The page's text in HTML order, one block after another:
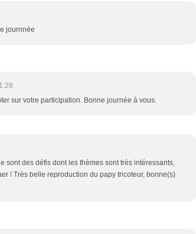
journnée
sur votre participation. Bonne journée à vous.
sont des défis dont les thèmes sont très intéressants,
! Très belle reproduction du papy tricoteur, bonne(s)